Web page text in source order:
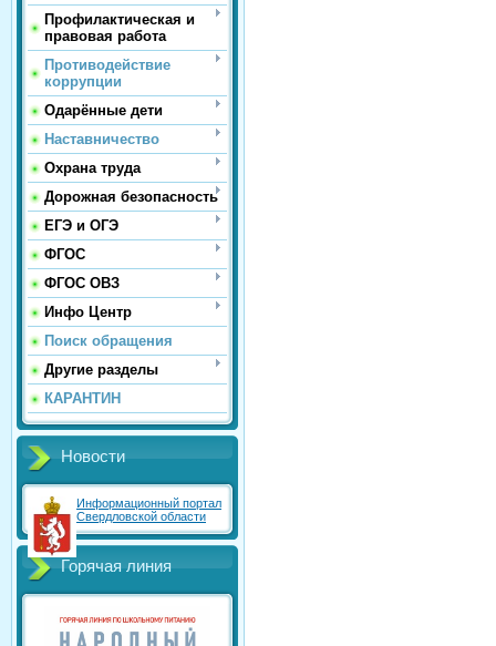
Профилактическая и
правовая работа
Противодействие
коррупции
Одарённые дети
Наставничество
Охрана труда
Дорожная безопасность
ЕГЭ и ОГЭ
ФГОС
ФГОС ОВЗ
Инфо Центр
Поиск обращения
Другие разделы
КАРАНТИН
Новости
Информационный портал
Свердловской области
Горячая линия